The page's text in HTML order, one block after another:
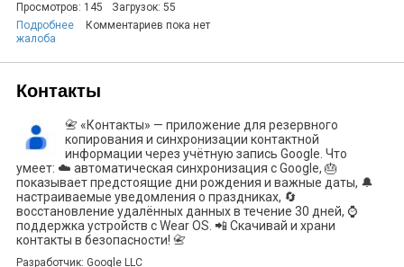
Просмотров: 145
Загрузок: 55
Подробнее
Комментариев пока нет
жалоба
Контакты
📇 «Контакты» — приложение для резервного
копирования и синхронизации контактной
информации через учётную запись Google. Что
умеет: ☁️ автоматическая синхронизация с Google, 🎂
показывает предстоящие дни рождения и важные даты, 🔔
настраиваемые уведомления о праздниках, 🔄
восстановление удалённых данных в течение 30 дней, ⌚
поддержка устройств с Wear OS. 📲 Скачивай и храни
контакты в безопасности! 📇
Разработчик: Google LLC